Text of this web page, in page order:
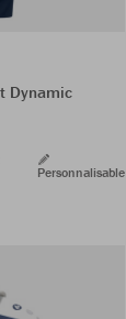
Dynamic
Personnalisable